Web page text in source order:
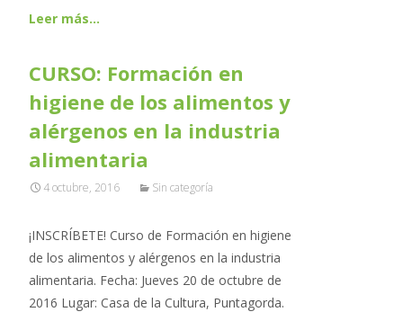
Leer más…
CURSO: Formación en
higiene de los alimentos y
alérgenos en la industria
alimentaria
4 octubre, 2016 Sin categoría
¡INSCRÍBETE! Curso de Formación en higiene
de los alimentos y alérgenos en la industria
alimentaria. Fecha: Jueves 20 de octubre de
2016 Lugar: Casa de la Cultura, Puntagorda.